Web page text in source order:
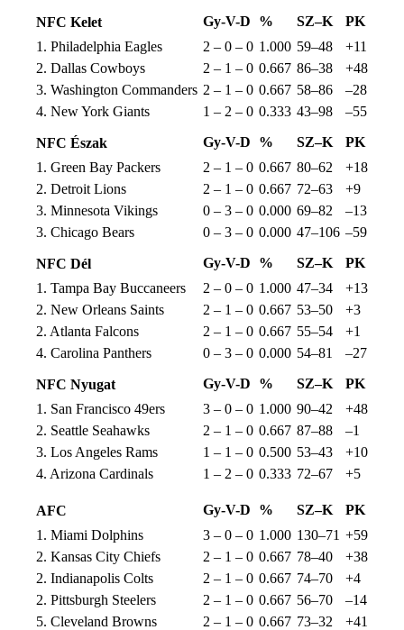
NFC Kelet Gy-V-D % SZ–K
PK
1. Philadelphia Eagles
2 – 0 – 0 1.000 59–48
+11
2. Dallas Cowboys
2 – 1 – 0 0.667 86–38
+48
3. Washington Commanders 2 – 1 – 0 0.667 58–86
–28
4. New York Giants
1 – 2 – 0 0.333 43–98 –55
NFC Észak Gy-V-D % SZ–K
PK
1. Green Bay Packers
2 – 1 – 0 0.667 80–62
+18
2. Detroit Lions
2 – 1 – 0 0.667 72–63
+9
3. Minnesota Vikings
0 – 3 – 0 0.000 69–82
–13
3. Chicago Bears
0 – 3 – 0 0.000 47–106 –59
NFC Dél Gy-V-D % SZ–K
PK
1. Tampa Bay Buccaneers
2 – 0 – 0 1.000 47–34
+13
2. New Orleans Saints
2 – 1 – 0 0.667 53–50
+3
2. Atlanta Falcons
2 – 1 – 0 0.667 55–54
+1
4. Carolina Panthers
0 – 3 – 0 0.000 54–81 –27
NFC Nyugat Gy-V-D % SZ–K
PK
1. San Francisco 49ers
3 – 0 – 0 1.000 90–42
+48
2. Seattle Seahawks
2 – 1 – 0 0.667 87–88
–1
3. Los Angeles Rams
1 – 1 – 0 0.500 53–43
+10
4. Arizona Cardinals
1 – 2 – 0 0.333 72–67 +5
AFC Gy-V-D % SZ–K
PK
1. Miami Dolphins
3 – 0 – 0 1.000 130–71 +59
2. Kansas City Chiefs
2 – 1 – 0 0.667 78–40
+38
2. Indianapolis Colts
2 – 1 – 0 0.667 74–70
+4
2. Pittsburgh Steelers
2 – 1 – 0 0.667 56–70
–14
5. Cleveland Browns
2 – 1 – 0 0.667 73–32
+41